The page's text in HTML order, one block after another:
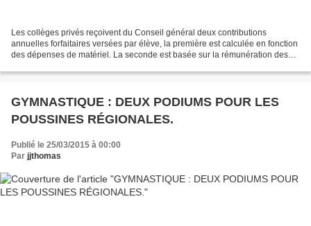
Les collèges privés reçoivent du Conseil général deux contributions
annuelles forfaitaires versées par élève, la première est calculée en fonction
des dépenses de matériel. La seconde est basée sur la rémunération des
GYMNASTIQUE : DEUX PODIUMS POUR LES
POUSSINES RÉGIONALES.
Publié le 25/03/2015 à 00:00
Par jjthomas